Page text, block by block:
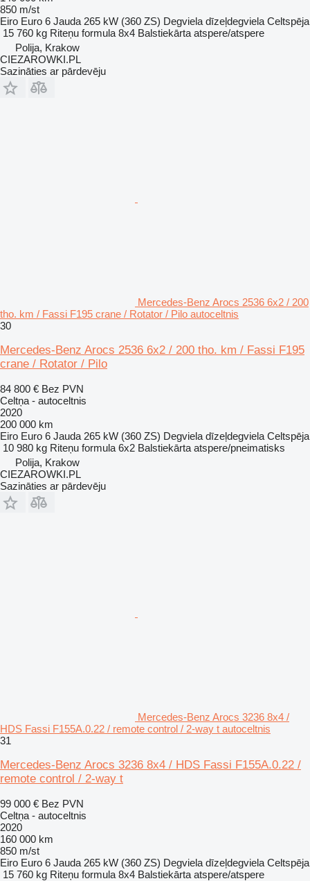
850 m/st
Eiro Euro 6 Jauda 265 kW (360 ZS) Degviela dīzeļdegviela Celtspēja
15 760 kg Riteņu formula 8x4 Balstiekārta atspere/atspere
Polija, Krakow
CIEZAROWKI.PL
Sazināties ar pārdevēju
Mercedes-Benz Arocs 2536 6x2 / 200
tho. km / Fassi F195 crane / Rotator / Pilo autoceltnis
30
Mercedes-Benz Arocs 2536 6x2 / 200 tho. km / Fassi F195
crane / Rotator / Pilo
84 800 € Bez PVN
Celtņa - autoceltnis
2020
200 000 km
Eiro Euro 6 Jauda 265 kW (360 ZS) Degviela dīzeļdegviela Celtspēja
10 980 kg Riteņu formula 6x2 Balstiekārta atspere/pneimatisks
Polija, Krakow
CIEZAROWKI.PL
Sazināties ar pārdevēju
Mercedes-Benz Arocs 3236 8x4 /
HDS Fassi F155A.0.22 / remote control / 2-way t autoceltnis
31
Mercedes-Benz Arocs 3236 8x4 / HDS Fassi F155A.0.22 /
remote control / 2-way t
99 000 € Bez PVN
Celtņa - autoceltnis
2020
160 000 km
850 m/st
Eiro Euro 6 Jauda 265 kW (360 ZS) Degviela dīzeļdegviela Celtspēja
15 760 kg Riteņu formula 8x4 Balstiekārta atspere/atspere